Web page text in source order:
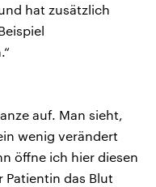
hat zusätzlich
auf. Man sieht,
wenig verändert
öffne ich hier diesen
Patientin das Blut